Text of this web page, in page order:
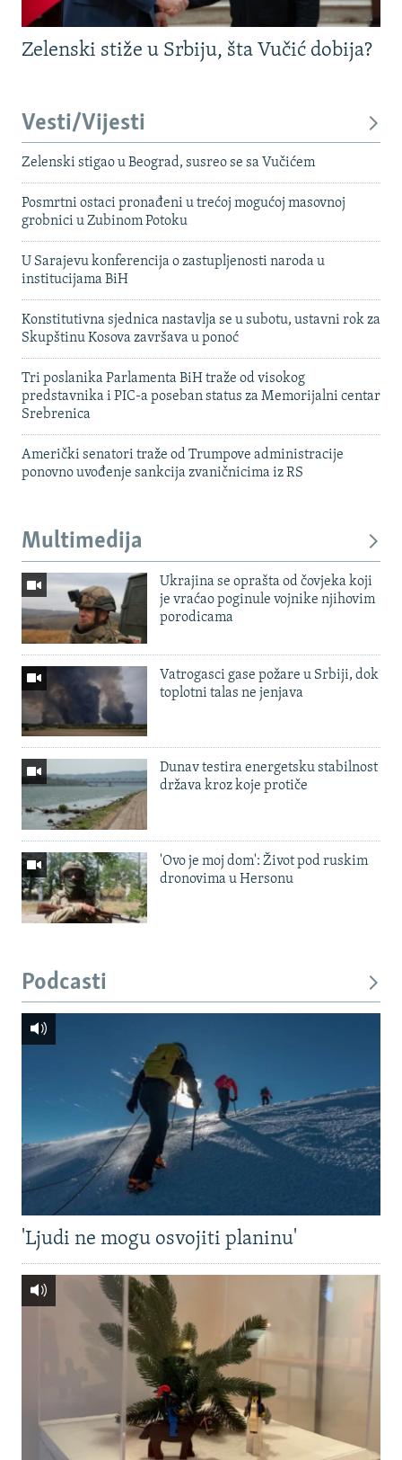
Zelenski stiže u Srbiju, šta Vučić dobija?
Vesti/Vijesti
Zelenski stigao u Beograd, susreo se sa Vučićem
Posmrtni ostaci pronađeni u trećoj mogućoj masovnoj
grobnici u Zubinom Potoku
U Sarajevu konferencija o zastupljenosti naroda u
institucijama BiH
Konstitutivna sjednica nastavlja se u subotu, ustavni rok za
Skupštinu Kosova završava u ponoć
Tri poslanika Parlamenta BiH traže od visokog
predstavnika i PIC-a poseban status za Memorijalni centar
Srebrenica
Američki senatori traže od Trumpove administracije
ponovno uvođenje sankcija zvaničnicima iz RS
Multimedija
Ukrajina se oprašta od čovjeka koji
je vraćao poginule vojnike njihovim
porodicama
Vatrogasci gase požare u Srbiji, dok
toplotni talas ne jenjava
Dunav testira energetsku stabilnost
država kroz koje protiče
'Ovo je moj dom': Život pod ruskim
dronovima u Hersonu
Podcasti
'Ljudi ne mogu osvojiti planinu'